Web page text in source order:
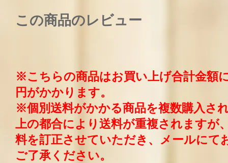
この商品のレビュー
※こちらの商品はお買い上げ合計金額
円がかかります。
※個別送料がかかる商品を複数購入さ
上の都合により送料が重複されますが
料を訂正させていただき、メールにて
ご了承ください。